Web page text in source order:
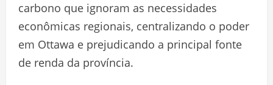
carbono que ignoram as necessidades
econômicas regionais, centralizando o poder
em Ottawa e prejudicando a principal fonte
de renda da província.